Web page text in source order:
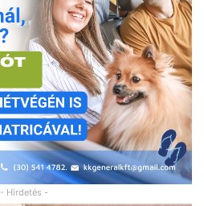
- Hirdetés -